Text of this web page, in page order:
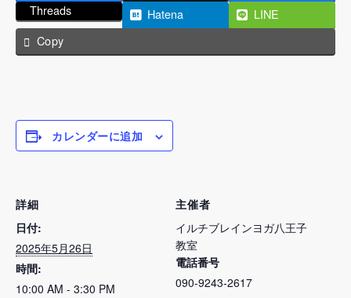
Threads Hatena
LINE
Copy
カレンダーに追加
詳細
日付:
2025年5月26日
時間:
10:00 AM - 3:30 PM
主催者
イルチブレインヨガ八王子
教室
電話番号
090-9243-2617